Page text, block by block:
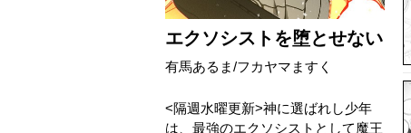
エクソシストを堕とせない
有馬あるま/フカヤマますく
<隔週水曜更新>神に選ばれし少年
は、最強のエクソシストとして魔王